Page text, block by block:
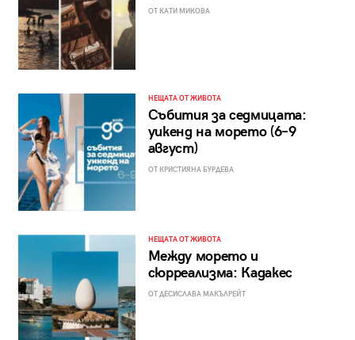
ОТ КАТИ МИКОВА
НЕЩАТА ОТ ЖИВОТА
Събития за седмицата:
уикенд на морето (6–9
август)
ОТ КРИСТИЯНА БУРДЕВА
НЕЩАТА ОТ ЖИВОТА
Между морето и
сюрреализма: Кадакес
ОТ ДЕСИСЛАВА МАКЪЛРЕЙТ